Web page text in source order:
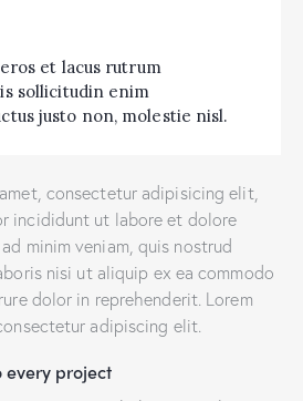
et lacus rutrum
sollicitudin enim
justo non, molestie nisl.
consectetur adipisicing elit,
incididunt ut labore et dolore
minim veniam, quis nostrud
nisi ut aliquip ex ea commodo
dolor in reprehenderit. Lorem
adipiscing elit.
project